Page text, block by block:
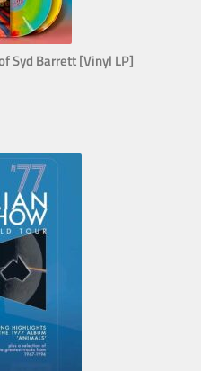
Syd Barrett [Vinyl LP]